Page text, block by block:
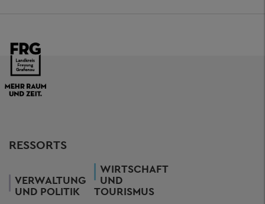
RESSORTS
VERWALTUNG
UND POLITIK
WIRTSCHAFT
UND
TOURISMUS